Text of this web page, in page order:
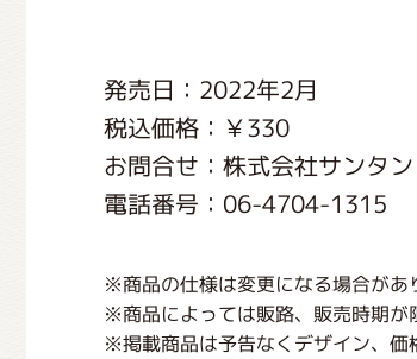
発売日：2022年2月
税込価格：￥330
お問合せ：株式会社サンタン
電話番号：06-4704-1315
※商品の仕様は変更になる場合があ
※商品によっては販路、販売時期が
※掲載商品は予告なくデザイン、価
くまのがっこう しょく
くまのがっこう 家庭科